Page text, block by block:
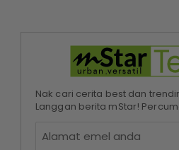
Nak cari cerita best dan
Langgan berita mStar!